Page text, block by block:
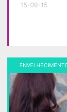
15-09-15